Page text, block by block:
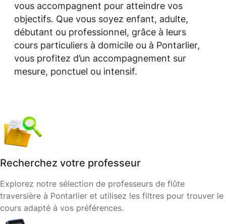
vous accompagnent pour atteindre vos
objectifs. Que vous soyez enfant, adulte,
débutant ou professionnel, grâce à leurs
cours particuliers à domicile ou à Pontarlier,
vous profitez d’un accompagnement sur
mesure, ponctuel ou intensif.
Recherchez votre professeur
Explorez notre sélection de professeurs de flûte
traversière à Pontarlier et utilisez les filtres pour trouver le
cours adapté à vos préférences.